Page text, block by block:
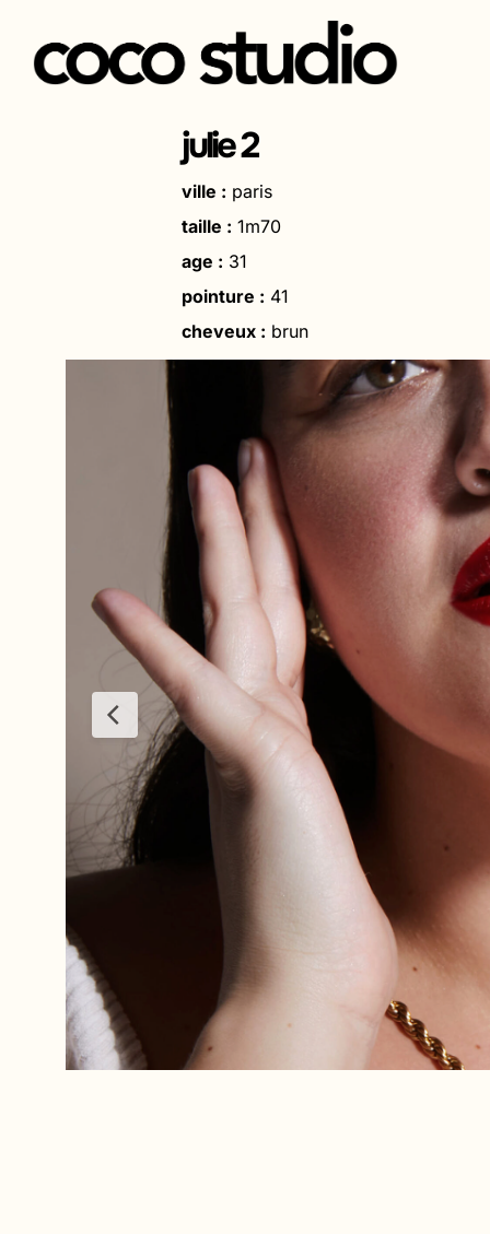
Aller
julie 2
ville : paris
taille : 1m70
age : 31
pointure : 41
cheveux : brun